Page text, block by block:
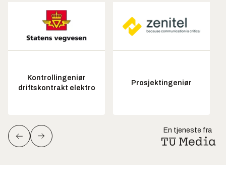
Kontrollingeniør
driftskontrakt elektro
Prosjektingeniør
En tjeneste fra